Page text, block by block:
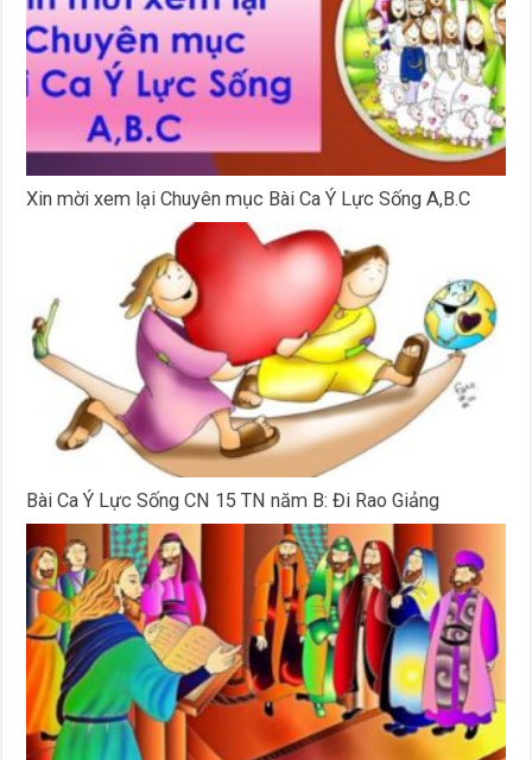
Xin mời xem lại Chuyên mục Bài Ca Ý Lực Sống A,B.C
Bài Ca Ý Lực Sống CN 15 TN năm B: Đi Rao Giảng